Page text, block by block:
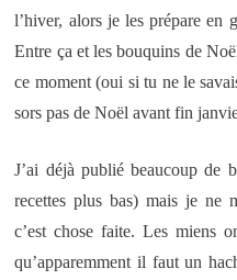
l’hiver, alors je les prépare en
Entre ça et les bouquins de
ce moment (oui si tu ne le
sors pas de Noël avant fin
J’ai déjà publié beaucoup de
recettes plus bas) mais je ne
c’est chose faite. Les miens
qu’apparemment il faut un